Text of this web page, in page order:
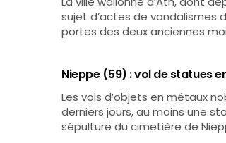
sujet d’actes de vandalismes
portes des deux anciennes
Nieppe (59) : vol de statues
Les vols d’objets en métaux
derniers jours, au moins une
sépulture du cimetière de